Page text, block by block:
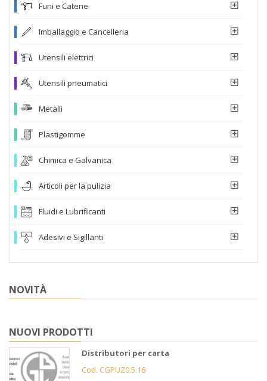
Funi e Catene
Imballaggio e Cancelleria
Utensili elettrici
Utensili pneumatici
Metalli
Plastigomme
Chimica e Galvanica
Articoli per la pulizia
Fluidi e Lubrificanti
Adesivi e Sigillanti
NOVITÀ
NUOVI PRODOTTI
Distributori per carta
Cod. CGPUZ0.5.16